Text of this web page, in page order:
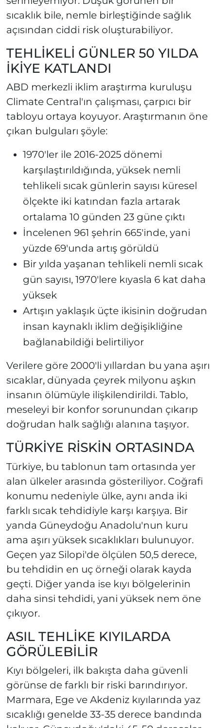
sıcaklık bile, nemle birleştiğinde sağlık
açısından ciddi risk oluşturabiliyor.
TEHLİKELİ GÜNLER 50 YILDA
İKİYE KATLANDI
ABD merkezli iklim araştırma kuruluşu
Climate Central'ın çalışması, çarpıcı bir
tabloyu ortaya koyuyor. Araştırmanın öne
çıkan bulguları şöyle:
1970'ler ile 2016-2025 dönemi
karşılaştırıldığında, yüksek nemli
tehlikeli sıcak günlerin sayısı küresel
ölçekte iki katından fazla artarak
ortalama 10 günden 23 güne çıktı
İncelenen 961 şehrin 665'inde, yani
yüzde 69'unda artış görüldü
Bir yılda yaşanan tehlikeli nemli sıcak
gün sayısı, 1970'lere kıyasla 6 kat daha
yüksek
Artışın yaklaşık üçte ikisinin doğrudan
insan kaynaklı iklim değişikliğine
bağlanabildiği belirtiliyor
Verilere göre 2000'li yıllardan bu yana aşırı
sıcaklar, dünyada çeyrek milyonu aşkın
insanın ölümüyle ilişkilendirildi. Tablo,
meseleyi bir konfor sorunundan çıkarıp
doğrudan halk sağlığı alanına taşıyor.
TÜRKİYE RİSKİN ORTASINDA
Türkiye, bu tablonun tam ortasında yer
alan ülkeler arasında gösteriliyor. Coğrafi
konumu nedeniyle ülke, aynı anda iki
farklı sıcak tehdidiyle karşı karşıya. Bir
yanda Güneydoğu Anadolu'nun kuru
ama aşırı yüksek sıcaklıkları bulunuyor.
Geçen yaz Silopi'de ölçülen 50,5 derece,
bu tehdidin en uç örneği olarak kayda
geçti. Diğer yanda ise kıyı bölgelerinin
daha sinsi tehdidi, yani yüksek nem öne
çıkıyor.
ASIL TEHLİKE KIYILARDA
GÖRÜLEBİLİR
Kıyı bölgeleri, ilk bakışta daha güvenli
görünse de farklı bir riski barındırıyor.
Marmara, Ege ve Akdeniz kıyılarında yaz
sıcaklığı genelde 33-35 derece bandında